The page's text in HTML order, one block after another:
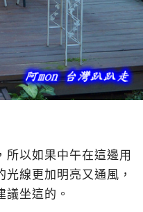
所以如果中午在這邊用
線更加明亮又通風，
議坐這的。